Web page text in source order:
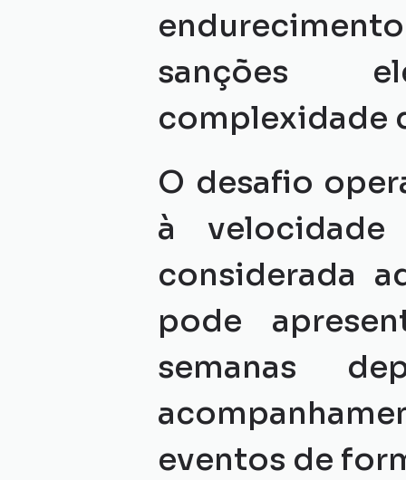
sanções
complexidade
O desafio
à velocidade
considerada
pode
semanas
eventos de